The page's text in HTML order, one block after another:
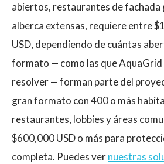
abiertos, restaurantes de fachada
alberca extensas, requiere entre
USD, dependiendo de cuántas
formato — como las que AquaGrid
resolver — forman parte del
gran formato con 400 o más
restaurantes, lobbies y áreas
$600,000 USD o más para
completa. Puedes vernuestras